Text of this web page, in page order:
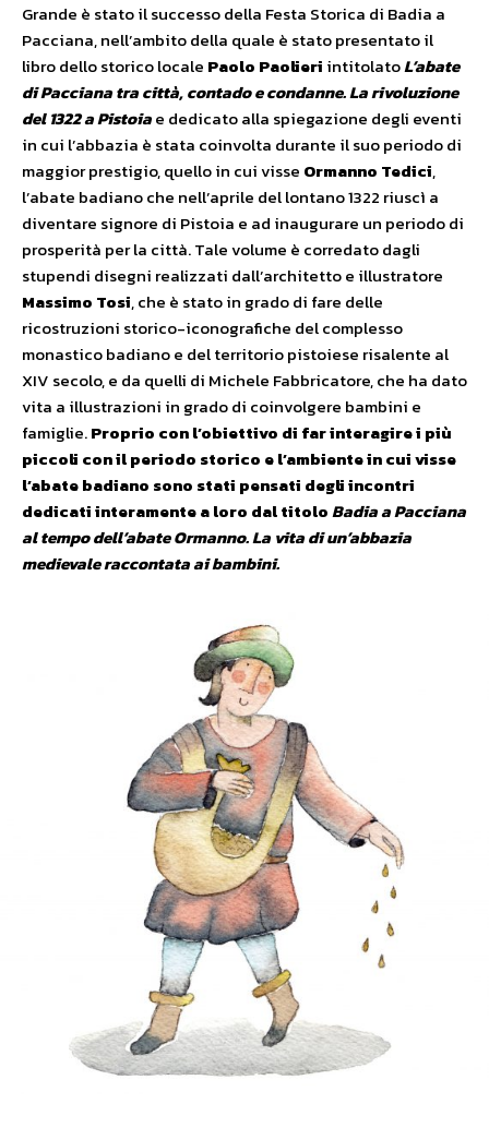
Grande è stato il successo della Festa Storica di Badia a
Pacciana, nell’ambito della quale è stato presentato il
libro dello storico locale Paolo Paolieri intitolatoL’abate
di Pacciana tra città, contado e condanne. La rivoluzione
del 1322 a Pistoiae dedicato alla spiegazione degli eventi
in cui l’abbazia è stata coinvolta durante il suo periodo di
maggior prestigio, quello in cui visse Ormanno Tedici,
l’abate badiano che nell’aprile del lontano 1322 riuscì a
diventare signore di Pistoia e ad inaugurare un periodo di
prosperità per la città. Tale volume è corredato dagli
stupendi disegni realizzati dall’architetto e illustratore
Massimo Tosi, che è stato in grado di fare delle
ricostruzioni storico-iconografiche del complesso
monastico badiano e del territorio pistoiese risalente al
XIV secolo, e da quelli di Michele Fabbricatore, che ha dato
vita a illustrazioni in grado di coinvolgere bambini e
famiglie.Proprio con l’obiettivo di far interagire i più
piccoli con il periodo storico e l’ambiente in cui visse
l’abate badiano sono stati pensati degli incontri
dedicati interamente a loro dal titoloBadia a Pacciana
al tempo dell’abate Ormanno. La vita di un’abbazia
medievale raccontata ai bambini.